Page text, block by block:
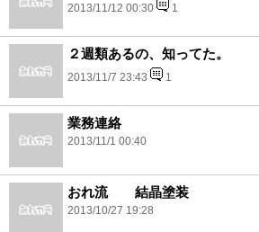
2013/11/12 00:30 1
２週類あるの、知ってた。
2013/11/7 23:43 1
業務連絡
2013/11/1 00:40
おれ流 結晶塗装
2013/10/27 19:28